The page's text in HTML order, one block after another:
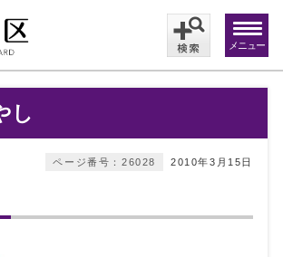
メニュー
し
2010年3月15日
ページ番号：26028